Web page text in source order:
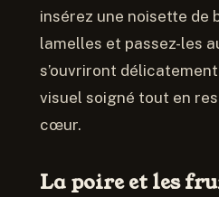
insérez une noisette de
lamelles et passez-les
s’ouvriront
visuel soigné tout en
cœur.
La poire et les